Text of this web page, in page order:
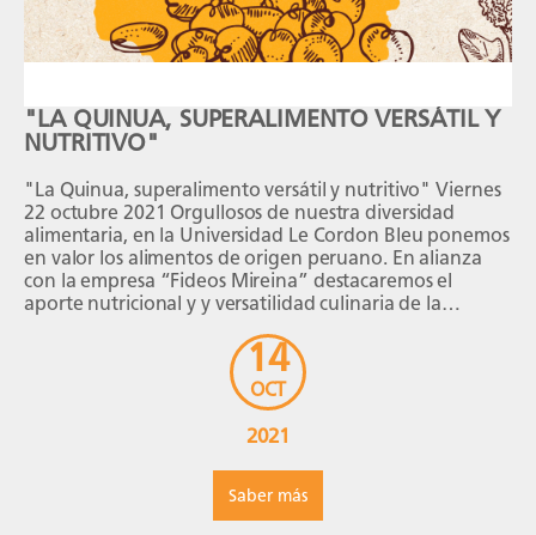
14
OCT
2021
Saber más
"LA QUINUA, SUPERALIMENTO VERSÁTIL Y
NUTRITIVO"
"La Quinua, superalimento versátil y nutritivo" Viernes
22 octubre 2021 Orgullosos de nuestra diversidad
alimentaria, en la Universidad Le Cordon Bleu ponemos
en valor los alimentos de origen peruano. En alianza
con la empresa “Fideos Mireina” destacaremos el
aporte nutricional y y versatilidad culinaria de la